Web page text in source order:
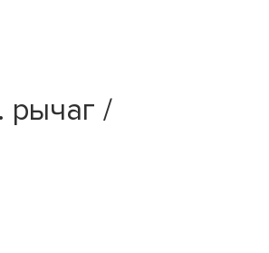
рычаг /